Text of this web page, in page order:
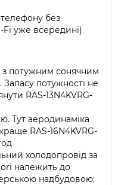
без
Fi уже всередині)
з потужним сонячним
потужності не
RAS-13N4KVRG-
Тут аеродинаміка
RAS-16N4KVRG-
холодопровід за
належить до
надбудовою;